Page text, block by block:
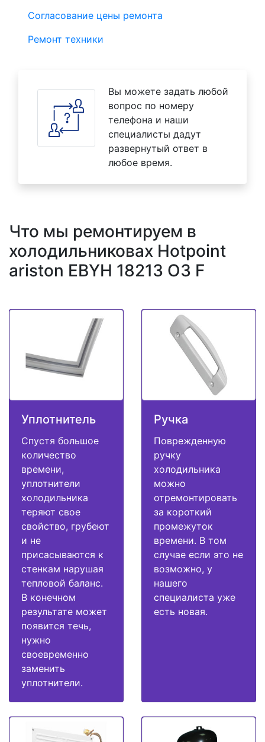
Согласование цены ремонта
Ремонт техники
Вы можете задать любой
вопрос по номеру
телефона и наши
специалисты дадут
развернутый ответ в
любое время.
Что мы ремонтируем в
холодильниковах Hotpoint
ariston EBYH 18213 O3 F
Уплотнитель
Спустя большое
количество
времени,
уплотнители
холодильника
теряют свое
свойство, грубеют
и не
присасываются к
стенкам нарушая
тепловой баланс.
В конечном
результате может
появится течь,
нужно
своевременно
заменить
уплотнители.
Ручка
Поврежденную
ручку
холодильника
можно
отремонтировать
за короткий
промежуток
времени. В том
случае если это не
возможно, у
нашего
специалиста уже
есть новая.